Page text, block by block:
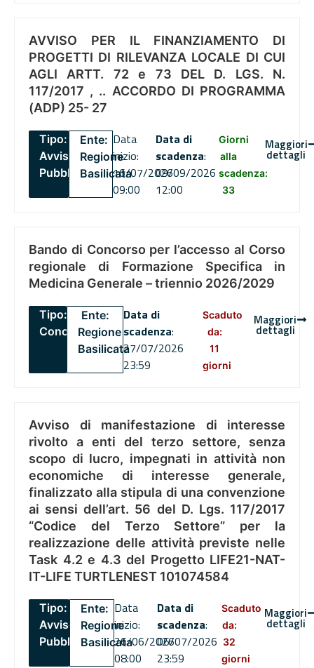
AVVISO PER IL FINANZIAMENTO DI
PROGETTI DI RILEVANZA LOCALE DI CUI
AGLI ARTT. 72 e 73 DEL D. LGS. N.
117/2017 , .. ACCORDO DI PROGRAMMA
(ADP) 25- 27
Tipo:
Avviso
Pubblico
Ente:
Regione
Basilicata
Data
inizio:
16/07/2026
09:00
Data di
scadenza:
09/09/2026
12:00
Giorni
alla
scadenza:
33
Maggiori
dettagli
Bando di Concorso per l’accesso al Corso
regionale di Formazione Specifica in
Medicina Generale – triennio 2026/2029
Tipo:
Concorsi
Ente:
Regione
Basilicata
Data di
scadenza:
27/07/2026
23:59
Scaduto
da:
11
giorni
Maggiori
dettagli
Avviso di manifestazione di interesse
rivolto a enti del terzo settore, senza
scopo di lucro, impegnati in attività non
economiche di interesse generale,
finalizzato alla stipula di una convenzione
ai sensi dell’art. 56 del D. Lgs. 117/2017
“Codice del Terzo Settore” per la
realizzazione delle attività previste nelle
Task 4.2 e 4.3 del Progetto LIFE21-NAT-
IT-LIFE TURTLENEST 101074584
Tipo:
Avviso
Pubblico
Ente:
Regione
Basilicata
Data
inizio:
26/06/2026
08:00
Data di
scadenza:
06/07/2026
23:59
Scaduto
da:
32
giorni
Maggiori
dettagli